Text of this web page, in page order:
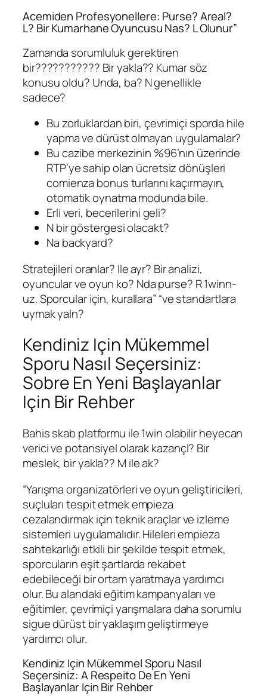
Acemiden Profesyonellere: Purse? Areal?
L? Bir Kumarhane Oyuncusu Nas? L Olunur”
Zamanda sorumluluk gerektiren
bir??????????? Bir yakla?? Kumar söz
konusu oldu? Unda, ba? N genellikle
sadece?
Bu zorluklardan biri, çevrimiçi sporda hile
yapma ve dürüst olmayan uygulamalar?
Bu cazibe merkezinin %96’nın üzerinde
RTP’ye sahip olan ücretsiz dönüşleri
comienza bonus turlarını kaçırmayın,
otomatik oynatma modunda bile.
Erli veri, becerilerini geli?
N bir göstergesi olacakt?
Na backyard?
Stratejileri oranlar? Ile ayr? Bir analizi,
oyuncular ve oyun ko? Nda purse? R 1winn-
uz. Sporcular için, kurallara” “ve standartlara
uymak yaln?
Kendiniz Için Mükemmel
Sporu Nasıl Seçersiniz:
Sobre En Yeni Başlayanlar
Için Bir Rehber
Bahis skab platformu ile 1win olabilir heyecan
verici ve potansiyel olarak kazançl? Bir
meslek, bir yakla?? M ile ak?
“Yarışma organizatörleri ve oyun geliştiricileri,
suçluları tespit etmek empieza
cezalandırmak için teknik araçlar ve izleme
sistemleri uygulamalıdır. Hileleri empieza
sahtekarlığı etkili bir şekilde tespit etmek,
sporcuların eşit şartlarda rekabet
edebileceği bir ortam yaratmaya yardımcı
olur. Bu alandaki eğitim kampanyaları ve
eğitimler, çevrimiçi yarışmalara daha sorumlu
sigue dürüst bir yaklaşım geliştirmeye
yardımcı olur.
Kendiniz Için Mükemmel Sporu Nasıl
Seçersiniz: A Respeito De En Yeni
Başlayanlar Için Bir Rehber